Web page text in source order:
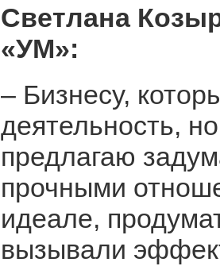
Светлана
«УМ»:
– Бизнесу,
деятельность,
предлагаю
прочными
идеале,
вызывали